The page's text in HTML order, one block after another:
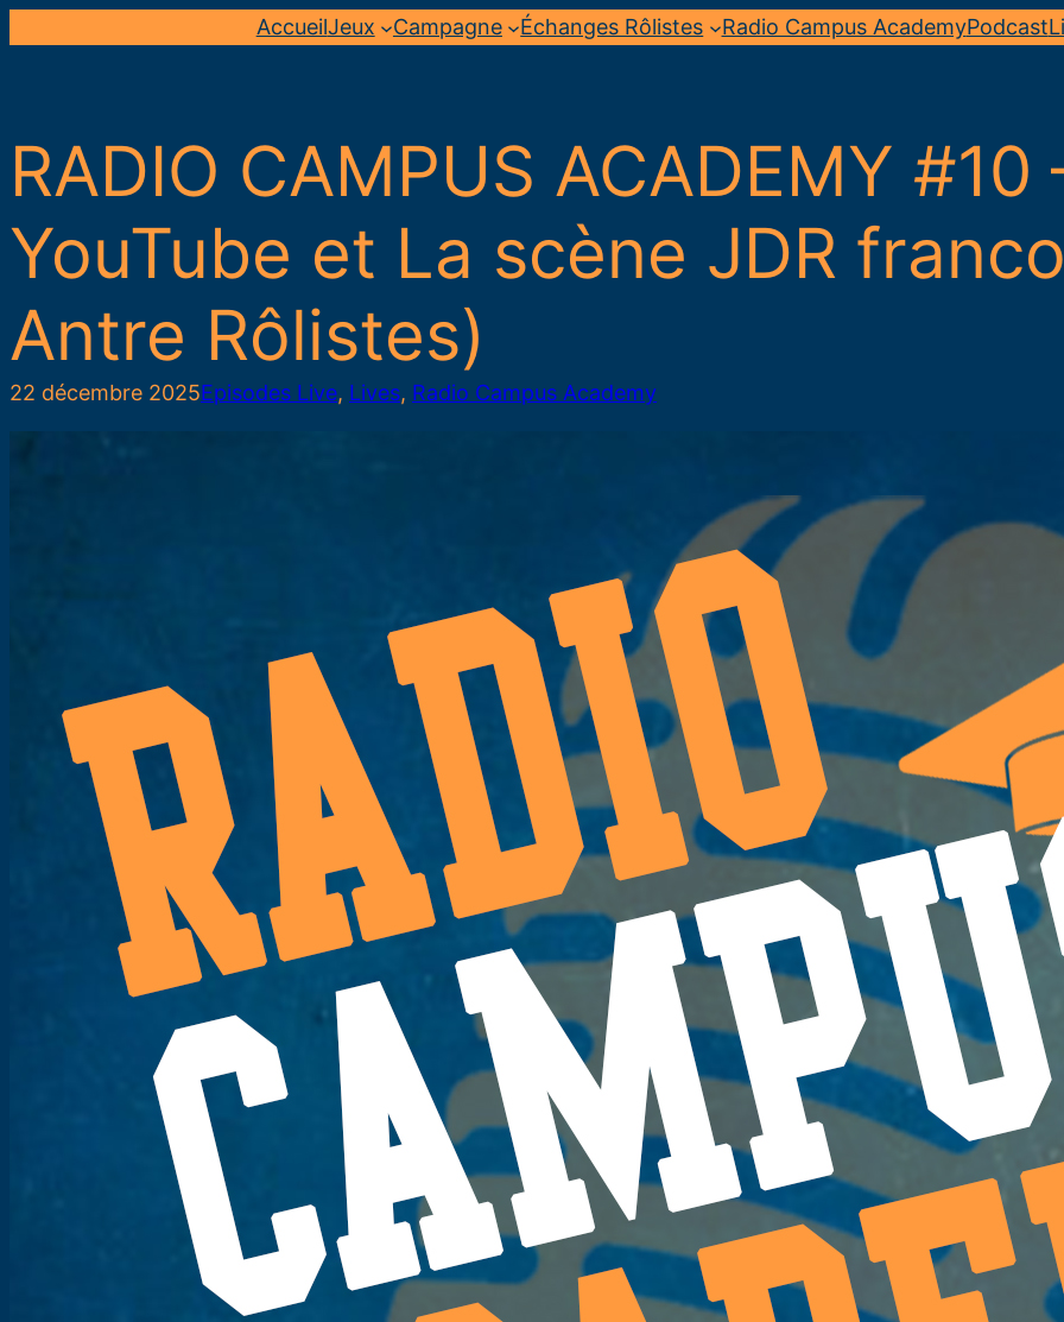
AccueilJeux Campagne Échanges Rôlistes Radio Campus AcademyPodcast
RADIO CAMPUS ACADEMY
YouTube et La scène JDR
Antre Rôlistes)
22 décembre 2025Episodes Live, Lives, Radio Campus Academy